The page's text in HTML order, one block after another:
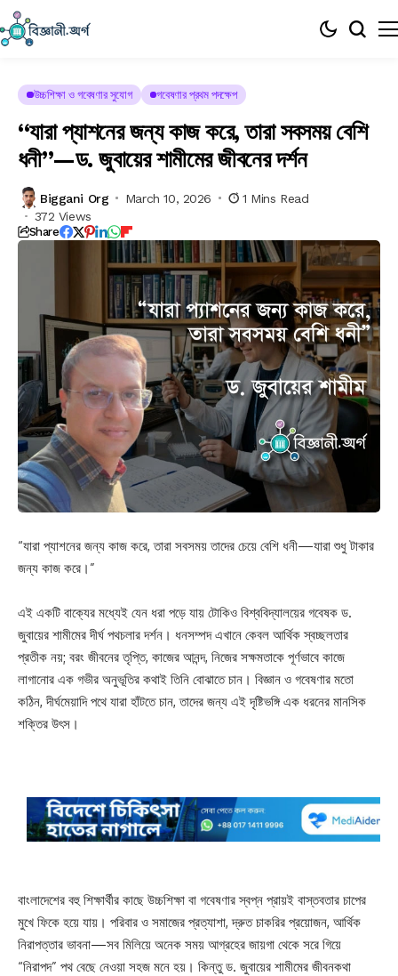
উচ্চশিক্ষা ও গবেষণার সুযোগ গবেষণার প্রথম পদক্ষেপ
“যারা প্যাশনের জন্য কাজ করে, তারা সবসময় বেশি
ধনী”—ড. জুবায়ের শামীমের জীবনের দর্শন
Biggani Org March 10, 2026
1 Mins Read
372 Views
Share
“যারা প্যাশনের জন্য কাজ করে, তারা সবসময় তাদের চেয়ে বেশি ধনী—যারা শুধু টাকার
জন্য কাজ করে।”
এই একটি বাক্যের মধ্যেই যেন ধরা পড়ে যায় টোকিও বিশ্ববিদ্যালয়ের গবেষক ড.
জুবায়ের শামীমের দীর্ঘ পথচলার দর্শন। ধনসম্পদ এখানে কেবল আর্থিক স্বচ্ছলতার
প্রতীক নয়; বরং জীবনের তৃপ্তি, কাজের আনন্দ, নিজের সক্ষমতাকে পূর্ণভাবে কাজে
লাগানোর এক গভীর অনুভূতির কথাই তিনি বোঝাতে চান। বিজ্ঞান ও গবেষণার মতো
কঠিন, দীর্ঘমেয়াদি পথে যারা হাঁটতে চান, তাদের জন্য এই দৃষ্টিভঙ্গি এক ধরনের মানসিক
শক্তির উৎস।
বাংলাদেশের বহু শিক্ষার্থীর কাছে উচ্চশিক্ষা বা গবেষণার স্বপ্ন প্রায়ই বাস্তবতার চাপের
মুখে ফিকে হয়ে যায়। পরিবার ও সমাজের প্রত্যাশা, দ্রুত চাকরির প্রয়োজন, আর্থিক
নিরাপত্তার ভাবনা—সব মিলিয়ে অনেক সময় আগ্রহের জায়গা থেকে সরে গিয়ে
“নিরাপদ” পথ বেছে নেওয়া সহজ মনে হয়। কিন্তু ড. জুবায়ের শামীমের জীবনকথা